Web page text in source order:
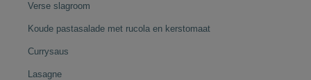
Verse slagroom
Koude pastasalade met rucola en kerstomaat
Currysaus
Lasagne